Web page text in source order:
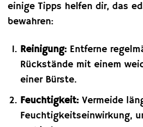
einige Tipps helfen dir, das
bewahren:
Reinigung:Entferne
Rückstände mit einem
einer Bürste.
Feuchtigkeit:Vermeide
Feuchtigkeitseinwirkung,